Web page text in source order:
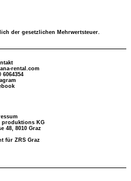
der gesetzlichen Mehrwertsteuer.
rental.com
6064354
produktions KG
48, 8010 Graz
für ZRS Graz